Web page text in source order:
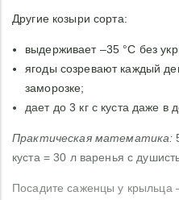
Другие козыри сорта:
выдерживает –35 °C без
ягоды созревают каждый
заморозке;
дает до 3 кг с куста даже в
Практическая математика:
куста = 30 л варенья с
Посадите саженцы у крыльца